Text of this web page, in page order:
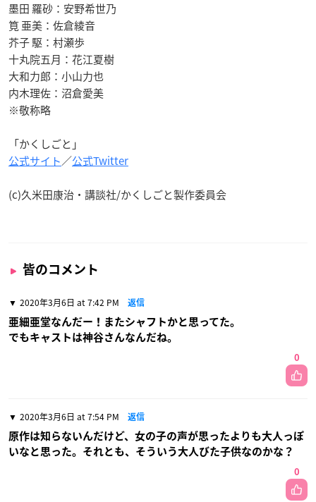
墨田 羅砂：安野希世乃
筧 亜美：佐倉綾音
芥子 駆：村瀬歩
十丸院五月：花江夏樹
大和力郎：小山力也
内木理佐：沼倉愛美
※敬称略
「かくしごと」
公式サイト／公式Twitter
(c)久米田康治・講談社/かくしごと製作委員会
皆のコメント
2020年3月6日 at 7:42 PM 返信
亜細亜堂なんだー！またシャフトかと思ってた。
でもキャストは神谷さんなんだね。
0
2020年3月6日 at 7:54 PM 返信
原作は知らないんだけど、女の子の声が思ったよりも大人っぽ
いなと思った。それとも、そういう大人びた子供なのかな？
0